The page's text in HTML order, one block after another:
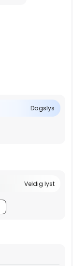
Dagslys
Veldig lyst